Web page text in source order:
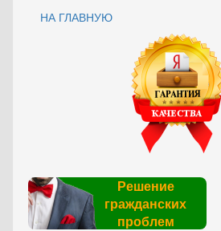
НА ГЛАВНУЮ
Решение
гражданских
проблем